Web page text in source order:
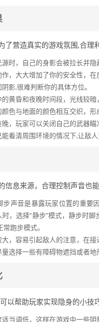
营造真实的游戏氛围,合理
源时，自己的身影会被拉长并
，大大增加了你的安全性，
影,很难判断你的具体方位。
的黄昏和夜晚时间段，光线较
色与地面的颜色相互交织，
，玩家可以关闭自己的武器
看清周围环境的情况下,让敌人
息来源，合理控制声音也能
步声音是暴露玩家位置的重要
，选择“静步”模式，静步时
跑步模式。
大，容易引起敌人的注意，在
选择一些有障碍物遮挡或者
以帮助玩家实现隐身的小技巧
适当调低，这样在游戏中一些